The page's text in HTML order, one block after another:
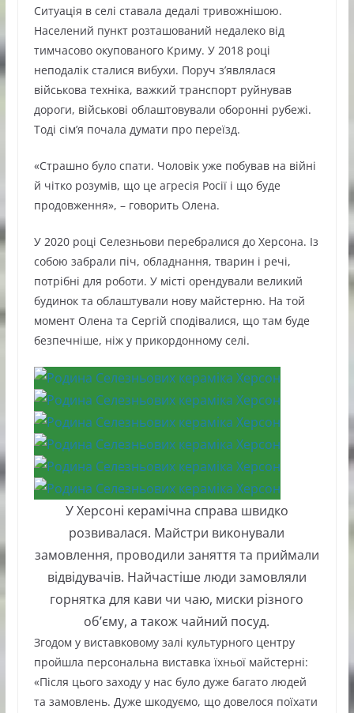
Ситуація в селі ставала дедалі тривожнішою.
Населений пункт розташований недалеко від
тимчасово окупованого Криму. У 2018 році
неподалік сталися вибухи. Поруч з’являлася
військова техніка, важкий транспорт руйнував
дороги, військові облаштовували оборонні рубежі.
Тоді сім’я почала думати про переїзд.
«Страшно було спати. Чоловік уже побував на війні
й чітко розумів, що це агресія Росії і що буде
продовження», – говорить Олена.
У 2020 році Селезньови перебралися до Херсона. Із
собою забрали піч, обладнання, тварин і речі,
потрібні для роботи. У місті орендували великий
будинок та облаштували нову майстерню. На той
момент Олена та Сергій сподівалися, що там буде
безпечніше, ніж у прикордонному селі.
У Херсоні керамічна справа швидко
розвивалася. Майстри виконували
замовлення, проводили заняття та приймали
відвідувачів. Найчастіше люди замовляли
горнятка для кави чи чаю, миски різного
об’єму, а також чайний посуд.
Згодом у виставковому залі культурного центру
пройшла персональна виставка їхньої майстерні:
«Після цього заходу у нас було дуже багато людей
та замовлень. Дуже шкодуємо, що довелося поїхати